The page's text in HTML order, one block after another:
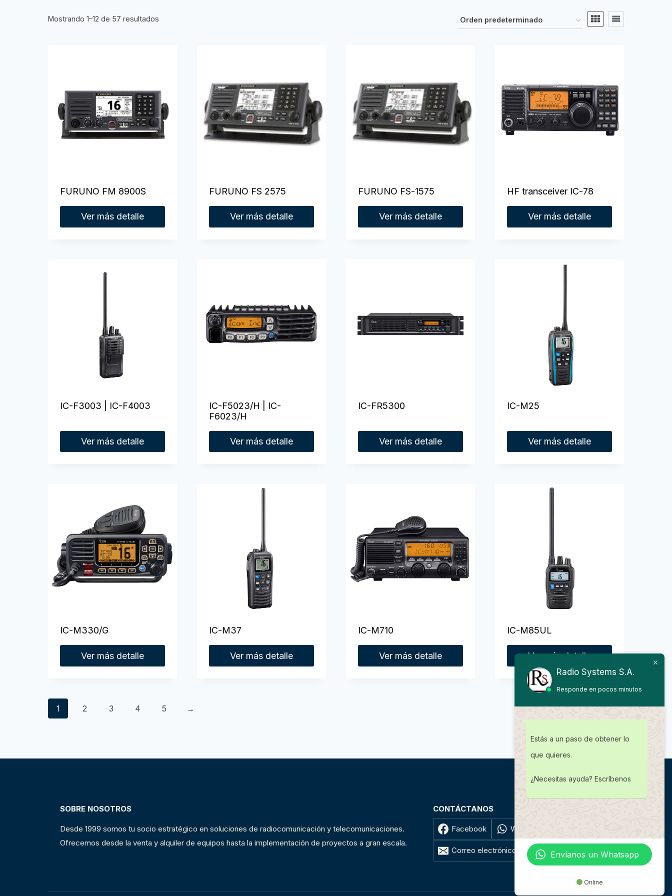
Mostrando 1–12 de 57 resultados
FURUNO FM 8900S
Ver más detalle
FURUNO FS 2575
Ver más detalle
FURUNO FS-1575
Ver más detalle
HF transceiver IC-78
Ver más detalle
IC-F3003 | IC-F4003
Ver más detalle
IC-F5023/H | IC-
F6023/H
Ver más detalle
IC-FR5300
Ver más detalle
IC-M25
Ver más detalle
IC-M330/G
Ver más detalle
IC-M37
Ver más detalle
IC-M710
Ver más detalle
IC-M85UL
Ver más detalle
1 2 3 4 5 →
SOBRE NOSOTROS
Desde 1999 somos tu socio estratégico en soluciones de radiocomunicación y telecomunicaciones.
Ofrecemos desde la venta y alquiler de equipos hasta la implementación de proyectos a gran escala.
CONTÁCTANOS
Facebook WhatsApp
Correo electrónico
Radio Systems S.A.
Responde en pocos minutos
Estás a un paso de obtener lo
que quieres.
¿Necesitas ayuda? Escríbenos
Envíanos un Whatsapp
Online